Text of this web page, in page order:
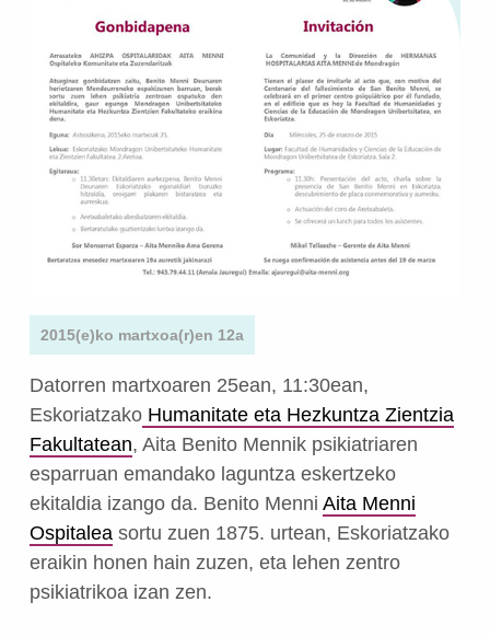
2015(e)ko martxoa(r)en 12a
Datorren martxoaren 25ean, 11:30ean,
EskoriatzakoHumanitate eta Hezkuntza Zientzia
Fakultatean, Aita Benito Mennik psikiatriaren
esparruan emandako laguntza eskertzeko
ekitaldia izango da. Benito Menni Aita Menni
Ospitaleasortu zuen 1875. urtean, Eskoriatzako
eraikin honen hain zuzen, eta lehen zentro
psikiatrikoa izan zen.